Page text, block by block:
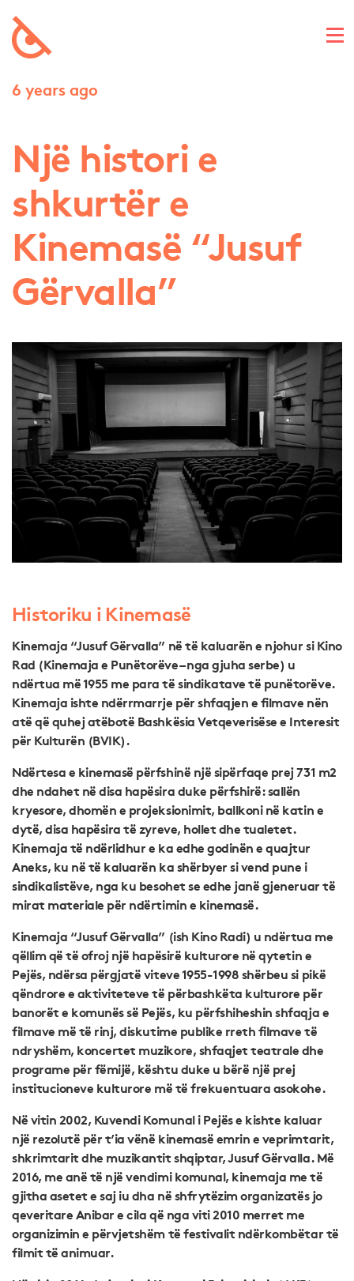
6 years ago
Një histori e
shkurtër e
Kinemasë “Jusuf
Gërvalla”
Historiku i Kinemasë
Kinemaja “Jusuf Gërvalla” në të kaluarën e njohur si Kino
Rad (Kinemaja e Punëtorëve – nga gjuha serbe) u
ndërtua më 1955 me para të sindikatave të punëtorëve.
Kinemaja ishte ndërrmarrje për shfaqjen e filmave nën
atë që quhej atëbotë Bashkësia Vetqeverisëse e Interesit
për Kulturën (BVIK).
Ndërtesa e kinemasë përfshinë një sipërfaqe prej 731 m2
dhe ndahet në disa hapësira duke përfshirë: sallën
kryesore, dhomën e projeksionimit, ballkoni në katin e
dytë, disa hapësira të zyreve, hollet dhe tualetet.
Kinemaja të ndërlidhur e ka edhe godinën e quajtur
Aneks, ku në të kaluarën ka shërbyer si vend pune i
sindikalistëve, nga ku besohet se edhe janë gjeneruar të
mirat materiale për ndërtimin e kinemasë.
Kinemaja “Jusuf Gërvalla” (ish Kino Radi) u ndërtua me
qëllim që të ofroj një hapësirë kulturore në qytetin e
Pejës, ndërsa përgjatë viteve 1955-1998 shërbeu si pikë
qëndrore e aktiviteteve të përbashkëta kulturore për
banorët e komunës së Pejës, ku përfshiheshin shfaqja e
filmave më të rinj, diskutime publike rreth filmave të
ndryshëm, koncertet muzikore, shfaqjet teatrale dhe
programe për fëmijë, kështu duke u bërë një prej
institucioneve kulturore më të frekuentuara asokohe.
Në vitin 2002, Kuvendi Komunal i Pejës e kishte kaluar
një rezolutë për t’ia vënë kinemasë emrin e veprimtarit,
shkrimtarit dhe muzikantit shqiptar, Jusuf Gërvalla. Më
2016, me anë të një vendimi komunal, kinemaja me të
gjitha asetet e saj iu dha në shfrytëzim organizatës jo
qeveritare Anibar e cila që nga viti 2010 merret me
organizimin e përvjetshëm të festivalit ndërkombëtar të
filmit të animuar.